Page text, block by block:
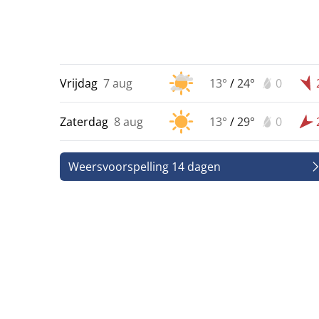
Vrijdag 7 aug 13° /24° 0
Zaterdag 8 aug 13° /29° 0
Weersvoorspelling 14 dagen